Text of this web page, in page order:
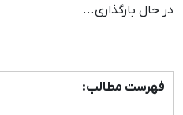
در حال بارگذاری...
فهرست مطالب: